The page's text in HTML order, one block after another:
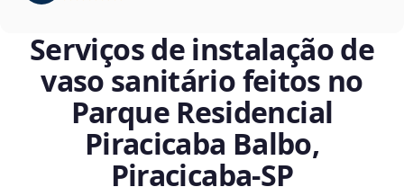
Serviços de instalação de
vaso sanitário feitos no
Parque Residencial
Piracicaba Balbo,
Piracicaba‑SP